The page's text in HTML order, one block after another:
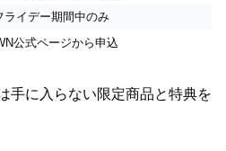
ライデー期間中のみ
公式ページから申込
手に入らない限定商品と特典を